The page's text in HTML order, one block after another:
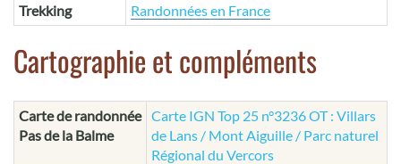
Trekking
Randonnées en France
Cartographie et compléments
Carte de randonnée
Pas de la Balme
Carte IGN Top 25 n°3236 OT : Villars
de Lans / Mont Aiguille / Parc naturel
Régional du Vercors